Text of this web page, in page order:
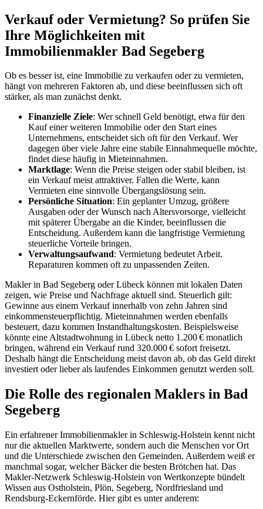
Verkauf oder Vermietung? So prüfen Sie
Ihre Möglichkeiten mit
Immobilienmakler Bad Segeberg
Ob es besser ist, eine Immobilie zu verkaufen oder zu vermieten,
hängt von mehreren Faktoren ab, und diese beeinflussen sich oft
stärker, als man zunächst denkt.
Finanzielle Ziele: Wer schnell Geld benötigt, etwa für den
Kauf einer weiteren Immobilie oder den Start eines
Unternehmens, entscheidet sich oft für den Verkauf. Wer
dagegen über viele Jahre eine stabile Einnahmequelle möchte,
findet diese häufig in Mieteinnahmen.
Marktlage: Wenn die Preise steigen oder stabil bleiben, ist
ein Verkauf meist attraktiver. Fallen die Werte, kann
Vermieten eine sinnvolle Übergangslösung sein.
Persönliche Situation: Ein geplanter Umzug, größere
Ausgaben oder der Wunsch nach Altersvorsorge, vielleicht
mit späterer Übergabe an die Kinder, beeinflussen die
Entscheidung. Außerdem kann die langfristige Vermietung
steuerliche Vorteile bringen.
Verwaltungsaufwand: Vermietung bedeutet Arbeit.
Reparaturen kommen oft zu unpassenden Zeiten.
Makler in Bad Segeberg oder Lübeck können mit lokalen Daten
zeigen, wie Preise und Nachfrage aktuell sind. Steuerlich gilt:
Gewinne aus einem Verkauf innerhalb von zehn Jahren sind
einkommensteuerpflichtig. Mieteinnahmen werden ebenfalls
besteuert, dazu kommen Instandhaltungskosten. Beispielsweise
könnte eine Altstadtwohnung in Lübeck netto 1.200 € monatlich
bringen, während ein Verkauf rund 320.000 € sofort freisetzt.
Deshalb hängt die Entscheidung meist davon ab, ob das Geld direkt
investiert oder lieber als laufendes Einkommen genutzt werden soll.
Die Rolle des regionalen Maklers in Bad
Segeberg
Ein erfahrener Immobilienmakler in Schleswig-Holstein kennt nicht
nur die aktuellen Marktwerte, sondern auch die Menschen vor Ort
und die Unterschiede zwischen den Gemeinden. Außerdem weiß er
manchmal sogar, welcher Bäcker die besten Brötchen hat. Das
Makler-Netzwerk Schleswig-Holstein von Wertkonzepte bündelt
Wissen aus Ostholstein, Plön, Segeberg, Nordfriesland und
Rendsburg-Eckernförde. Hier gibt es unter anderem: